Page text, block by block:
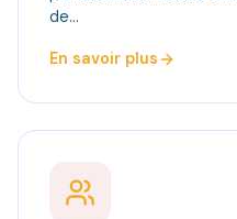
de…
En savoir plus